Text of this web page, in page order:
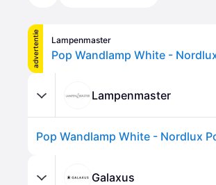
advertentie Lampenmaster
Lampenmaster
Galaxus